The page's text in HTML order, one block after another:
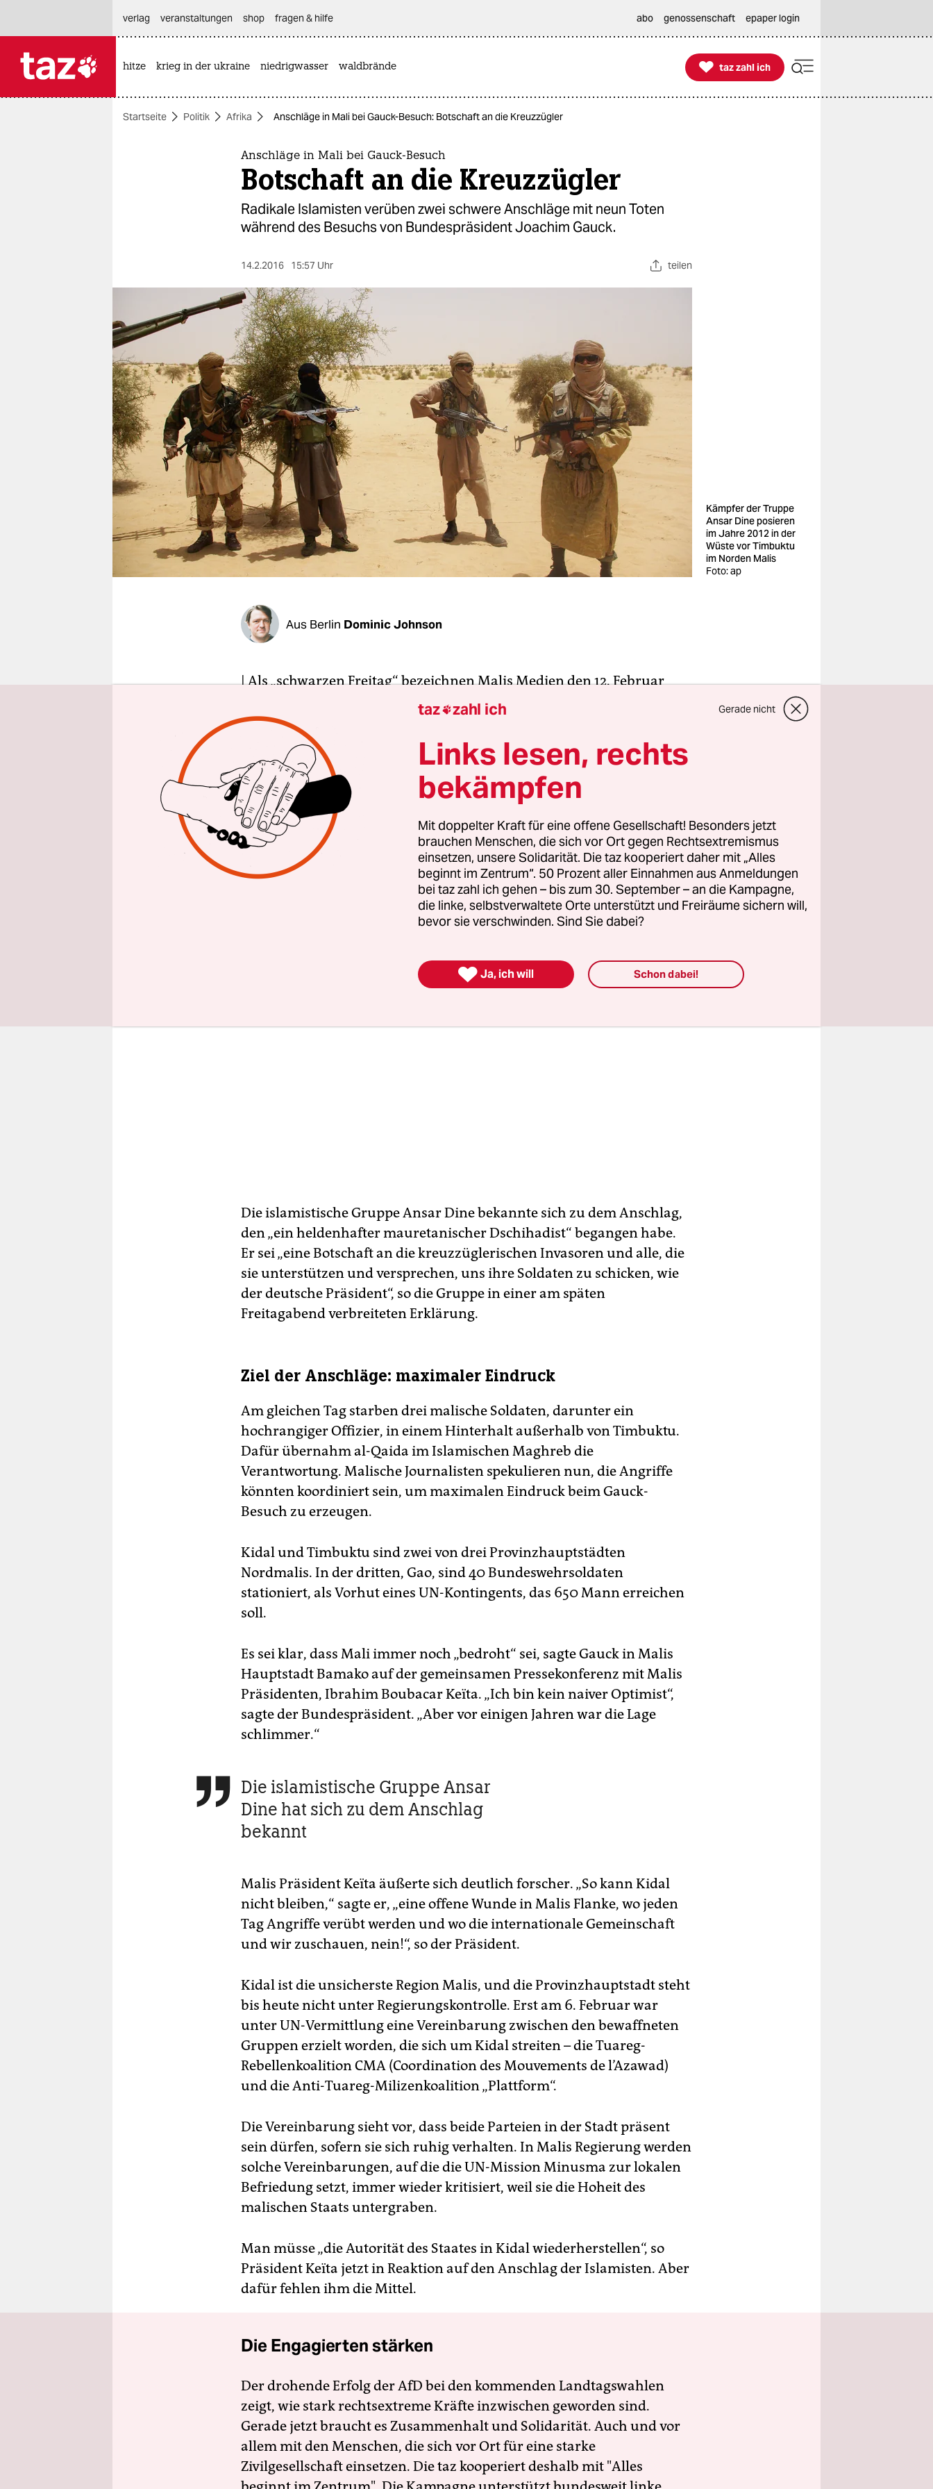
themen
berlin
nord
wahrheit
verlag
verlag
veranstaltungen
shop
fragen & hilfe
unterstützen
abo
verlag
veranstaltungen shop fragen & hilfe abo genossenschaft epaper login
hitze krieg in der ukraine niedrigwasser waldbrände 
taz zahl ich
taz zahl ich
Startseite Politik Afrika Anschläge in Mali bei Gauck-Besuch: Botschaft an die Kreuzzügler
Anschläge in Mali bei Gauck-Besuch
Botschaft an die Kreuzzügler
Radikale Islamisten verüben zwei schwere Anschläge mit neun Toten
während des Besuchs von Bundespräsident Joachim Gauck.
14.2.2016 15:57 Uhr teilen
Kämpfer der Truppe
Ansar Dine posieren
im Jahre 2012 in der
Wüste vor Timbuktu
im Norden Malis
Foto: ap
Aus Berlin Dominic Johnson
| Als „schwarzen Freitag“ bezeichnen Malis Medien den 12. Februar
2016 – aber nicht, weil an diesem Tag Deutschlands Bundespräsident
Joachim Gauck zu Besuch war. Vielmehr war es einer der blutigsten
Tage im Land seit der französischen Militärintervention gegen
malische Islamisten vor drei Jahren. Sechs UN-Blauhelme und drei
malische Regierungssoldaten starben bei zwei separaten Angriffen in
Nordmalis größten Städten Kidal und Timbuktu.
In Kidal wurde die Basis der UN-Mission Minusma am frühen Morgen
zweimal mit Raketen beschossen. Zudem fuhr ein
Selbstmordattentäter ein Auto in die Basis und sprengte sich mitten
zwischen den dort stationierten UN-Soldaten aus Guinea in die Luft.
Neben den sechs Toten gab es 30 Verletzte.
Die islamistische Gruppe Ansar Dine bekannte sich zu dem Anschlag,
den „ein heldenhafter mauretanischer Dschihadist“ begangen habe.
Er sei „eine Botschaft an die kreuzzüglerischen Invasoren und alle, die
sie unterstützen und versprechen, uns ihre Soldaten zu schicken, wie
der deutsche Präsident“, so die Gruppe in einer am späten
Freitagabend verbreiteten Erklärung.
Ziel der Anschläge: maximaler Eindruck
Am gleichen Tag starben drei malische Soldaten, darunter ein
hochrangiger Offizier, in einem Hinterhalt außerhalb von Timbuktu.
Dafür übernahm al-Qaida im Islamischen Maghreb die
Verantwortung. Malische Journalisten spekulieren nun, die Angriffe
könnten koordiniert sein, um maximalen Eindruck beim Gauck-
Besuch zu erzeugen.
Kidal und Timbuktu sind zwei von drei Provinzhauptstädten
Nordmalis. In der dritten, Gao, sind 40 Bundeswehrsoldaten
stationiert, als Vorhut eines UN-Kontingents, das 650 Mann erreichen
soll.
Es sei klar, dass Mali immer noch „bedroht“ sei, sagte Gauck in Malis
Hauptstadt Bamako auf der gemeinsamen Pressekonferenz mit Malis
Präsidenten, Ibrahim Boubacar Keïta. „Ich bin kein naiver Optimist“,
sagte der Bundespräsident. „Aber vor einigen Jahren war die Lage
schlimmer.“
 Die islamistische Gruppe Ansar
Dine hat sich zu dem Anschlag
bekannt
Malis Präsident Keïta äußerte sich deutlich forscher. „So kann Kidal
nicht bleiben,“ sagte er, „eine offene Wunde in Malis Flanke, wo jeden
Tag Angriffe verübt werden und wo die internationale Gemeinschaft
und wir zuschauen, nein!“, so der Präsident.
Kidal ist die unsicherste Region Malis, und die Provinzhauptstadt steht
bis heute nicht unter Regierungskontrolle. Erst am 6. Februar war
unter UN-Vermittlung eine Vereinbarung zwischen den bewaffneten
Gruppen erzielt worden, die sich um Kidal streiten – die Tuareg-
Rebellenkoalition CMA (Coordination des Mouvements de l’Azawad)
und die Anti-Tuareg-Milizenkoalition „Plattform“.
Die Vereinbarung sieht vor, dass beide Parteien in der Stadt präsent
sein dürfen, sofern sie sich ruhig verhalten. In Malis Regierung werden
solche Vereinbarungen, auf die die UN-Mission Minusma zur lokalen
Befriedung setzt, immer wieder kritisiert, weil sie die Hoheit des
malischen Staats untergraben.
Man müsse „die Autorität des Staates in Kidal wiederherstellen“, so
Präsident Keïta jetzt in Reaktion auf den Anschlag der Islamisten. Aber
dafür fehlen ihm die Mittel.
Die Engagierten stärken
Der drohende Erfolg der AfD bei den kommenden Landtagswahlen
zeigt, wie stark rechtsextreme Kräfte inzwischen geworden sind.
Gerade jetzt braucht es Zusammenhalt und Solidarität. Auch und vor
allem mit den Menschen, die sich vor Ort für eine starke
Zivilgesellschaft einsetzen. Die taz kooperiert deshalb mit "Alles
taz zahl ich Gerade nicht
Links lesen, rechts
bekämpfen
Mit doppelter Kraft für eine offene Gesellschaft! Besonders jetzt
brauchen Menschen, die sich vor Ort gegen Rechtsextremismus
einsetzen, unsere Solidarität. Die taz kooperiert daher mit „Alles
beginnt im Zentrum“. 50 Prozent aller Einnahmen aus Anmeldungen
bei taz zahl ich gehen – bis zum 30. September – an die Kampagne,
die linke, selbstverwaltete Orte unterstützt und Freiräume sichern will,
bevor sie verschwinden. Sind Sie dabei?
 Ja, ich will Schon dabei!